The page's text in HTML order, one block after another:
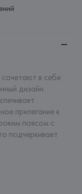
в себе
дизайн.
прилегание к
поясом с
подчеркивает